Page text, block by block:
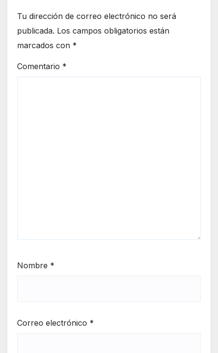
Tu dirección de correo electrónico no será
publicada. Los campos obligatorios están
marcados con *
Comentario *
Nombre *
Correo electrónico *